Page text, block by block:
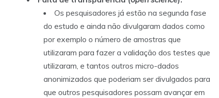
Os pesquisadores já estão na segunda fase
do estudo e ainda não divulgaram dados como
por exemplo o número de amostras que
utilizaram para fazer a validação dos testes que
utilizaram, e tantos outros micro-dados
anonimizados que poderiam ser divulgados para
que outros pesquisadores possam avançar em